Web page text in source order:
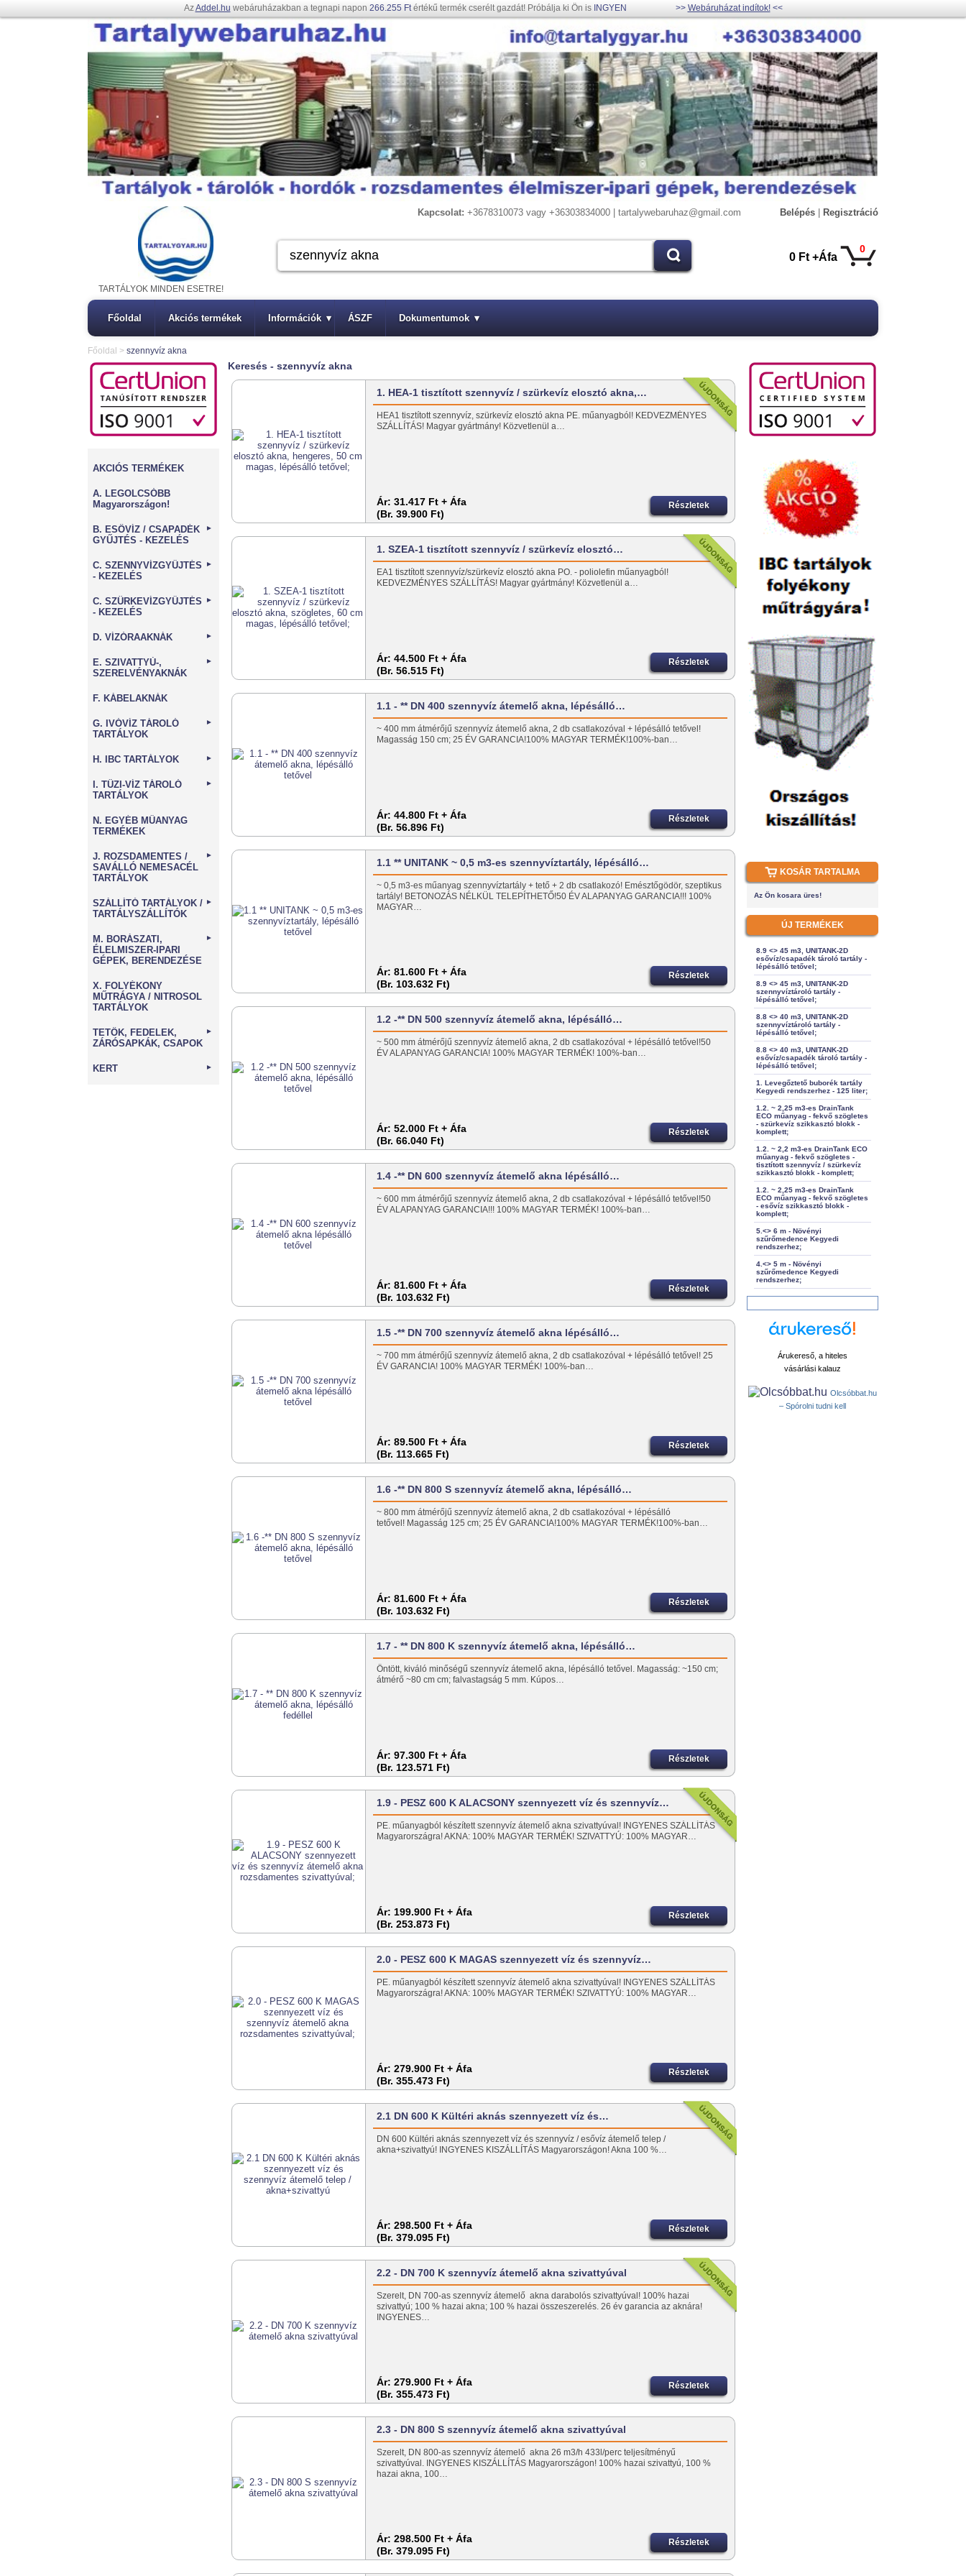
AzAddel.hu webáruházakban a tegnapi napon 266.255 Ftértékű termék cserélt gazdát! Próbálja ki Ön is INGYEN >> Webáruházat indítok!<<
Kapcsolat: +3678310073 vagy +36303834000 | tartalywebaruhaz@gmail.com Belépés Regisztráció
0
0 Ft +Áfa
TARTÁLYOK MINDEN ESETRE!
Főoldal Akciós termékek Információk ▾ ÁSZF Dokumentumok ▾
Főoldal > szennyvíz akna
AKCIÓS TERMÉKEK
A. LEGOLCSÓBB
Magyarországon!
B. ESŐVÍZ / CSAPADÉK
GYŰJTÉS - KEZELÉS
►
C. SZENNYVÍZGYŰJTÉS
- KEZELÉS
►
C. SZÜRKEVÍZGYŰJTÉS
- KEZELÉS
►
D. VÍZÓRAAKNÁK ►
E. SZIVATTYÚ-,
SZERELVÉNYAKNÁK
►
F. KÁBELAKNÁK
G. IVÓVÍZ TÁROLÓ
TARTÁLYOK
►
H. IBC TARTÁLYOK ►
I. TŰZI-VÍZ TÁROLÓ
TARTÁLYOK
►
N. EGYÉB MŰANYAG
TERMÉKEK
J. ROZSDAMENTES /
SAVÁLLÓ NEMESACÉL
TARTÁLYOK
►
SZÁLLÍTÓ TARTÁLYOK /
TARTÁLYSZÁLLÍTÓK
►
M. BORÁSZATI,
ÉLELMISZER-IPARI
GÉPEK, BERENDEZÉSE
►
X. FOLYÉKONY
MŰTRÁGYA / NITROSOL
TARTÁLYOK
TETŐK, FEDELEK,
ZÁRÓSAPKÁK, CSAPOK
►
KERT ►
Keresés - szennyvíz akna
1. HEA-1 tisztított szennyvíz / szürkevíz elosztó akna,…
HEA1 tisztított szennyvíz, szürkevíz elosztó akna PE. műanyagból! KEDVEZMÉNYES
SZÁLLÍTÁS! Magyar gyártmány! Közvetlenül a…
Ár: 31.417 Ft + Áfa
(Br. 39.900 Ft)
Részletek
1. SZEA-1 tisztított szennyvíz / szürkevíz elosztó…
EA1 tisztított szennyvíz/szürkevíz elosztó akna PO. - poliolefin műanyagból!
KEDVEZMÉNYES SZÁLLÍTÁS! Magyar gyártmány! Közvetlenül a…
Ár: 44.500 Ft + Áfa
(Br. 56.515 Ft)
Részletek
1.1 - ** DN 400 szennyvíz átemelő akna, lépésálló…
~ 400 mm átmérőjű szennyvíz átemelő akna, 2 db csatlakozóval + lépésálló tetővel!
Magasság 150 cm; 25 ÉV GARANCIA!100% MAGYAR TERMÉK!100%-ban…
Ár: 44.800 Ft + Áfa
(Br. 56.896 Ft)
Részletek
1.1 ** UNITANK ~ 0,5 m3-es szennyvíztartály, lépésálló…
~ 0,5 m3-es műanyag szennyvíztartály + tető + 2 db csatlakozó! Emésztőgödör, szeptikus
tartály! BETONOZÁS NÉLKÜL TELEPÍTHETŐ!50 ÉV ALAPANYAG GARANCIA!!! 100%
MAGYAR…
Ár: 81.600 Ft + Áfa
(Br. 103.632 Ft)
Részletek
1.2 -** DN 500 szennyvíz átemelő akna, lépésálló…
~ 500 mm átmérőjű szennyvíz átemelő akna, 2 db csatlakozóval + lépésálló tetővel!50
ÉV ALAPANYAG GARANCIA! 100% MAGYAR TERMÉK! 100%-ban…
Ár: 52.000 Ft + Áfa
(Br. 66.040 Ft)
Részletek
1.4 -** DN 600 szennyvíz átemelő akna lépésálló…
~ 600 mm átmérőjű szennyvíz átemelő akna, 2 db csatlakozóval + lépésálló tetővel!50
ÉV ALAPANYAG GARANCIA!!! 100% MAGYAR TERMÉK! 100%-ban…
Ár: 81.600 Ft + Áfa
(Br. 103.632 Ft)
Részletek
1.5 -** DN 700 szennyvíz átemelő akna lépésálló…
~ 700 mm átmérőjű szennyvíz átemelő akna, 2 db csatlakozóval + lépésálló tetővel! 25
ÉV GARANCIA! 100% MAGYAR TERMÉK! 100%-ban…
Ár: 89.500 Ft + Áfa
(Br. 113.665 Ft)
Részletek
1.6 -** DN 800 S szennyvíz átemelő akna, lépésálló…
~ 800 mm átmérőjű szennyvíz átemelő akna, 2 db csatlakozóval + lépésálló
tetővel! Magasság 125 cm; 25 ÉV GARANCIA!100% MAGYAR TERMÉK!100%-ban…
Ár: 81.600 Ft + Áfa
(Br. 103.632 Ft)
Részletek
1.7 - ** DN 800 K szennyvíz átemelő akna, lépésálló…
Öntött, kiváló minőségű szennyvíz átemelő akna, lépésálló tetővel. Magasság: ~150 cm;
átmérő ~80 cm cm; falvastagság 5 mm. Kúpos…
Ár: 97.300 Ft + Áfa
(Br. 123.571 Ft)
Részletek
1.9 - PESZ 600 K ALACSONY szennyezett víz és szennyvíz…
PE. műanyagból készített szennyvíz átemelő akna szivattyúval! INGYENES SZÁLLÍTÁS
Magyarországra! AKNA: 100% MAGYAR TERMÉK! SZIVATTYÚ: 100% MAGYAR…
Ár: 199.900 Ft + Áfa
(Br. 253.873 Ft)
Részletek
2.0 - PESZ 600 K MAGAS szennyezett víz és szennyvíz…
PE. műanyagból készített szennyvíz átemelő akna szivattyúval! INGYENES SZÁLLÍTÁS
Magyarországra! AKNA: 100% MAGYAR TERMÉK! SZIVATTYÚ: 100% MAGYAR…
Ár: 279.900 Ft + Áfa
(Br. 355.473 Ft)
Részletek
2.1 DN 600 K Kültéri aknás szennyezett víz és…
DN 600 Kültéri aknás szennyezett víz és szennyvíz / esővíz átemelő telep /
akna+szivattyú! INGYENES KISZÁLLÍTÁS Magyarországon! Akna 100 %…
Ár: 298.500 Ft + Áfa
(Br. 379.095 Ft)
Részletek
2.2 - DN 700 K szennyvíz átemelő akna szivattyúval
Szerelt, DN 700-as szennyvíz átemelő akna darabolós szivattyúval! 100% hazai
szivattyú; 100 % hazai akna; 100 % hazai összeszerelés. 26 év garancia az aknára!
INGYENES…
Ár: 279.900 Ft + Áfa
(Br. 355.473 Ft)
Részletek
2.3 - DN 800 S szennyvíz átemelő akna szivattyúval
Szerelt, DN 800-as szennyvíz átemelő akna 26 m3/h 433l/perc teljesítményű
szivattyúval. INGYENES KISZÁLLÍTÁS Magyarországon! 100% hazai szivattyú, 100 %
hazai akna, 100…
Ár: 298.500 Ft + Áfa
(Br. 379.095 Ft)
Részletek
KOSÁR TARTALMA
Az Ön kosara üres!
ÚJ TERMÉKEK
8.9 <> 45 m3, UNITANK-2D
esővíz/csapadék tároló tartály -
lépésálló tetővel;
8.9 <> 45 m3, UNITANK-2D
szennyvíztároló tartály -
lépésálló tetővel;
8.8 <> 40 m3, UNITANK-2D
szennyvíztároló tartály -
lépésálló tetővel;
8.8 <> 40 m3, UNITANK-2D
esővíz/csapadék tároló tartály -
lépésálló tetővel;
1. Levegőztető buborék tartály
Kegyedi rendszerhez - 125 liter;
1.2. ~ 2,25 m3-es DrainTank
ECO műanyag - fekvő szögletes
- szürkevíz szikkasztó blokk -
komplett;
1.2. ~ 2,2 m3-es DrainTank ECO
műanyag - fekvő szögletes -
tisztított szennyvíz / szürkevíz
szikkasztó blokk - komplett;
1.2. ~ 2,25 m3-es DrainTank
ECO műanyag - fekvő szögletes
- esővíz szikkasztó blokk -
komplett;
5.<> 6 m - Növényi
szűrőmedence Kegyedi
rendszerhez;
4.<> 5 m - Növényi
szűrőmedence Kegyedi
rendszerhez;
Árukereső, a hiteles
vásárlási kalauz
Olcsóbbat.hu
– Spórolni tudni kell